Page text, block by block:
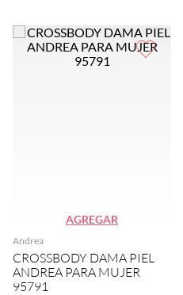
AGREGAR
Andrea
CROSSBODY DAMA PIEL
ANDREA PARA MUJER
95791